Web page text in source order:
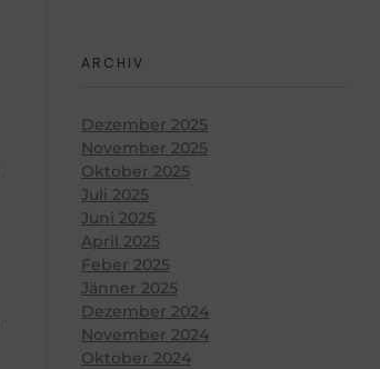
ARCHIV
Dezember 2025
November 2025
Oktober 2025
Juli 2025
Juni 2025
April 2025
Feber 2025
Jänner 2025
Dezember 2024
November 2024
Oktober 2024